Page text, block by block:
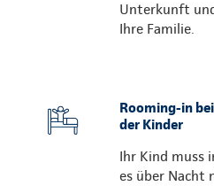
Unterkunft
Ihre Familie.
Rooming-in
der Kinder
Ihr Kind muss
es über Nacht